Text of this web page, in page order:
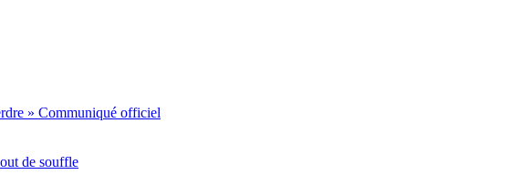
» Communiqué officiel
de souffle